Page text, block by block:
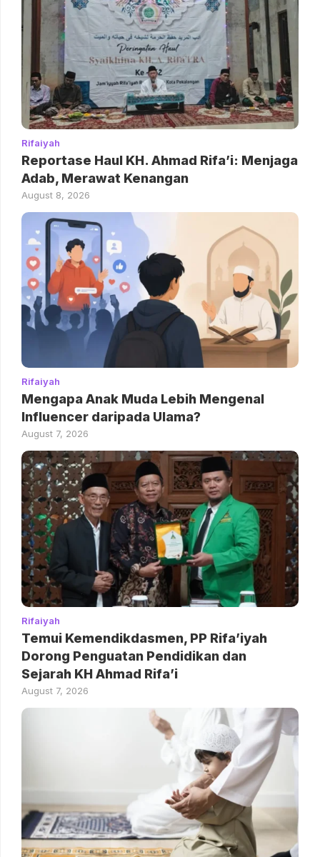
Rifaiyah
Reportase Haul KH. Ahmad Rifa’i: Menjaga
Adab, Merawat Kenangan
August 8, 2026
Rifaiyah
Mengapa Anak Muda Lebih Mengenal
Influencer daripada Ulama?
August 7, 2026
Rifaiyah
Temui Kemendikdasmen, PP Rifa’iyah
Dorong Penguatan Pendidikan dan
Sejarah KH Ahmad Rifa’i
August 7, 2026